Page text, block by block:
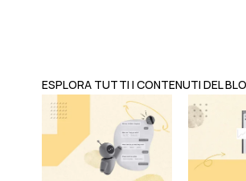
ESPLORA TUTTI I CONTENUTI DEL